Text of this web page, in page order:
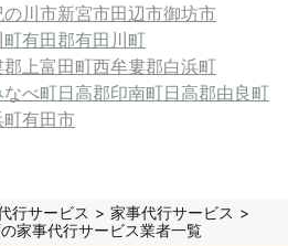
の川市新宮市田辺市御坊市
町有田郡有田川町
上富田町西牟婁郡白浜町
なべ町日高郡印南町日高郡由良町
町有田市
行サービス
家事代行サービス
家事代行サービス業者一覧